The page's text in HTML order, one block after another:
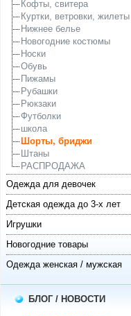
Кофты, свитера
Куртки, ветровки, жилеты
Нижнее белье
Новогодние костюмы
Носки
Обувь
Пижамы
Рубашки
Рюкзаки
Футболки
школа
Шорты, бриджи
Штаны
РАСПРОДАЖА
Одежда для девочек
Детская одежда до 3-х лет
Игрушки
Новогодние товары
Одежда женская / мужская
БЛОГ / НОВОСТИ